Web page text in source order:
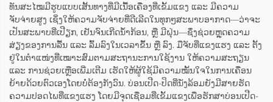
ທັນສະໄໝມີຮູບແບບເສັ້ນທາງທີ່ມີເນື້ອເຄື່ອງທີ່ເຂັ້ມແຂງ ແລະ ມີຄວາມ
ຈັບຈ່າຍສູງ ເຊິ່ງໃຫ້ຄວາມຈັບຈ່າຍທີ່ດີເລີດໃນທຸກໆສະພາບອາກາດ—ວ່າຈະ
ເປັນສະພາບທີ່ເປີຽກ, ເຢັນຈົນເກີດນ້ຳກ້ອນ, ຫຼື ມີຝຸ່ນ—ຊຶ່ງຊ່ວຍຫຼຸດຄວາມ
ສ່ຽງຂອງການລື້ນ ແລະ ລົ້ມລົງໃນເວລາຂຶ້ນ ຫຼື ລົງ. ມືຈັບທີ່ແຂງແຮງ ແລະ ຕັ້ງ
ຢູ່ໃນຕຳແໜ່ງທີ່ເໝາະສົມຕາມສະຖານະການໃຊ້ງານ ໃຫ້ຄວາມສະຖຽນ
ແລະ ການຊ່ວຍເຫຼືອເພີ່ມເຕີມ ເຮັດໃຫ້ຜູ້ໃຊ້ມີຄວາມໝັ້ນໃຈໃນການເຄື່ອນ
ຍ້າຍດ້ວຍຕົວເອງໂດຍບໍ່ຕ້ອງກັງວົນ. ບ່ອນເປີດ-ປິດທີ່ນັ່ງລ້ອມຍັງມີສາຍຮັດ
ຄວາມປອດໄພທີ່ແຂງແຮງ ໂດຍມີຈຸດເຊື່ອມທີ່ເຂັ້ມແຂງເພື່ອຮັກສາບ່ອນເປີດ-